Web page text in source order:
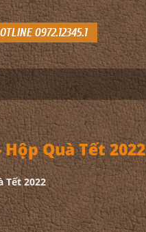
0972.12345.1
Quà Tết 2022
Tết 2022